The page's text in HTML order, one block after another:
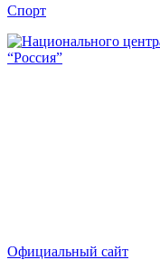
Спорт
“Россия”
Официальный сайт